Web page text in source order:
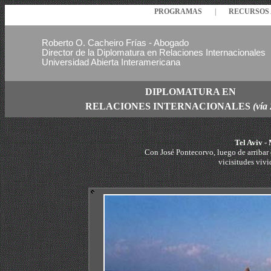
PROGRAMAS
Roberto O. Cacheiro Frías - Abogado
Director de la Diplomatura en Relaciones Internacionales
Universidad Abierta Interamericana
DIPLOMATURA EN
RELACIONES INTERNACIONALES (vía
Tel Aviv -
Con José Pontecorvo, luego de
vicisitudes